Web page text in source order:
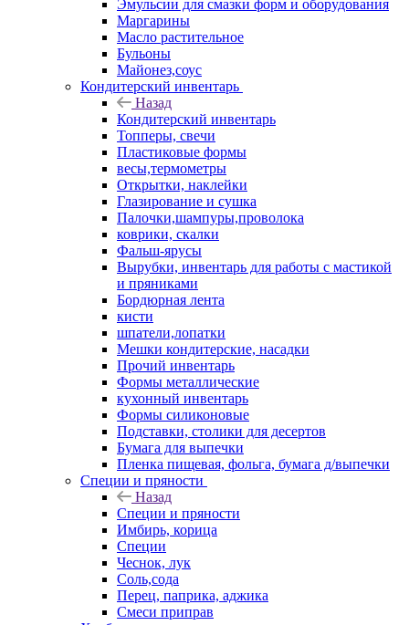
Эмульсии для смазки форм и оборудования
Маргарины
Масло растительное
Бульоны
Майонез,соус
Кондитерский инвентарь
Назад
Кондитерский инвентарь
Топперы, свечи
Пластиковые формы
весы,термометры
Открытки, наклейки
Глазирование и сушка
Палочки,шампуры,проволока
коврики, скалки
Фальш-ярусы
Вырубки, инвентарь для работы с мастикой
и пряниками
Бордюрная лента
кисти
шпатели,лопатки
Мешки кондитерские, насадки
Прочий инвентарь
Формы металлические
кухонный инвентарь
Формы силиконовые
Подставки, столики для десертов
Бумага для выпечки
Пленка пищевая, фольга, бумага д/выпечки
Специи и пряности
Назад
Специи и пряности
Имбирь, корица
Специи
Чеснок, лук
Соль,сода
Перец, паприка, аджика
Смеси приправ